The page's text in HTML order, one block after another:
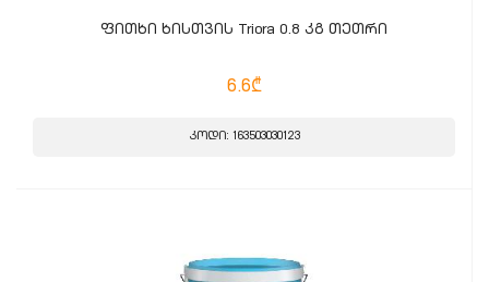
ფითხი ხისთვის Triora 0.8 კგ თეთრი
6.6₾
კოდი: 163503030123